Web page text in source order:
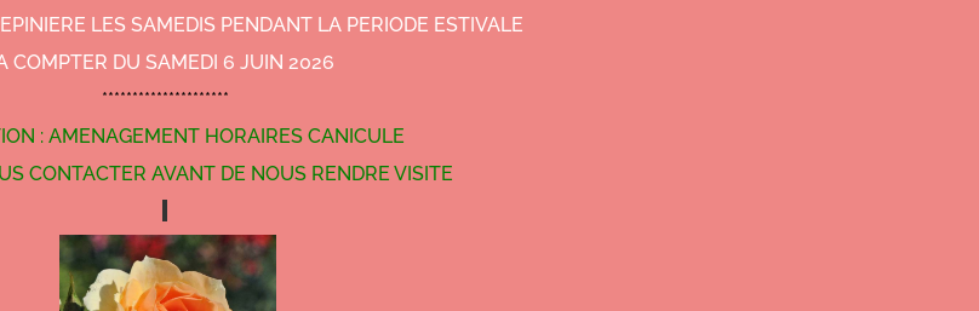
LES SAMEDIS PENDANT LA PERIODE ESTIVALE
COMPTER DU SAMEDI 6 JUIN 2026
*********************
: AMENAGEMENT HORAIRES CANICULE
CONTACTER AVANT DE NOUS RENDRE VISITE